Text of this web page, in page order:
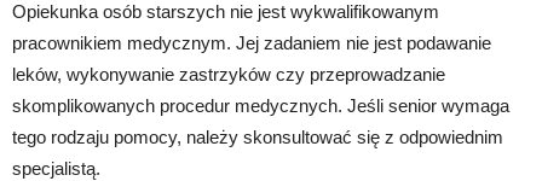
Opiekunka osób starszych nie jest wykwalifikowanym
pracownikiem medycznym. Jej zadaniem nie jest podawanie
leków, wykonywanie zastrzyków czy przeprowadzanie
skomplikowanych procedur medycznych. Jeśli senior wymaga
tego rodzaju pomocy, należy skonsultować się z odpowiednim
specjalistą.